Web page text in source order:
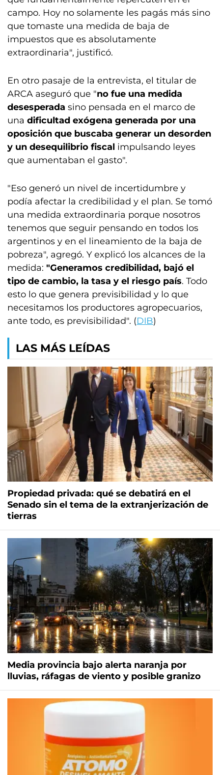
campo. Hoy no solamente les pagás más sino
que tomaste una medida de baja de
impuestos que es absolutamente
extraordinaria", justificó.
En otro pasaje de la entrevista, el titular de
ARCA aseguró que "no fue una medida
desesperada sino pensada en el marco de
una dificultad exógena generada por una
oposición que buscaba generar un desorden
y un desequilibrio fiscal impulsando leyes
que aumentaban el gasto".
"Eso generó un nivel de incertidumbre y
podía afectar la credibilidad y el plan. Se tomó
una medida extraordinaria porque nosotros
tenemos que seguir pensando en todos los
argentinos y en el lineamiento de la baja de
pobreza", agregó. Y explicó los alcances de la
medida: "Generamos credibilidad, bajó el
tipo de cambio, la tasa y el riesgo país. Todo
esto lo que genera previsibilidad y lo que
necesitamos los productores agropecuarios,
ante todo, es previsibilidad". (DIB)
LAS MÁS LEÍDAS
Propiedad privada: qué se debatirá en el
Senado sin el tema de la extranjerización de
tierras
Media provincia bajo alerta naranja por
lluvias, ráfagas de viento y posible granizo